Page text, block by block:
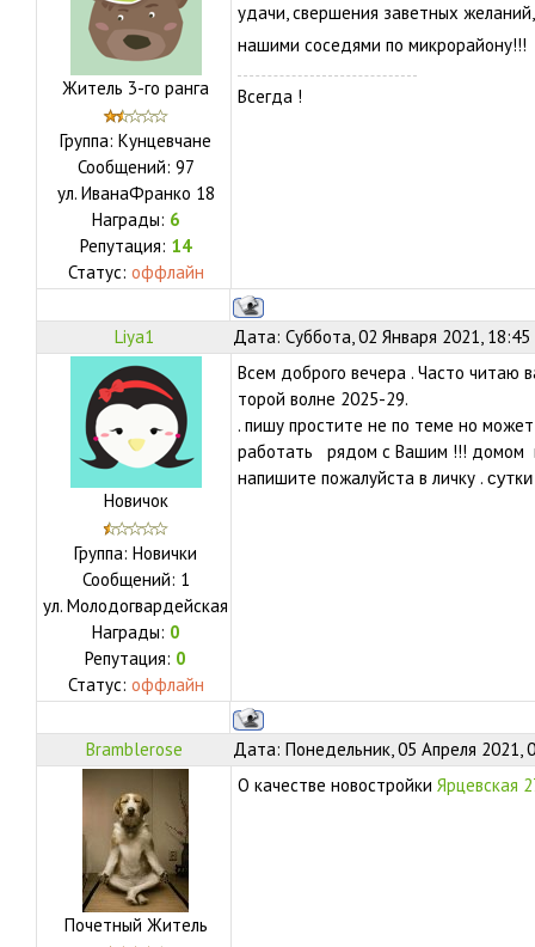
Житель 3-го ранга
Группа: Кунцевчане
Сообщений: 97
ул. ИванаФранко 18
Награды: 6
Репутация: 14
Статус: оффлайн
удачи, свершения заветных
нашими соседями по микрорайону!!!
Всегда !
Liya1 Дата: Суббота, 02 Января 2021,
Новичок
Группа: Новички
Сообщений: 1
ул. Молодогвардейская
Награды: 0
Репутация: 0
Статус: оффлайн
Всем доброго вечера . Часто читаю
торой волне 2025-29.
. пишу простите не по теме но
работать рядом с Вашим !!! домом
напишите пожалуйста в личку .
Bramblerose Дата: Понедельник, 05 Апреля 2021,
Почетный Житель
О качестве новостройки Ярцевская